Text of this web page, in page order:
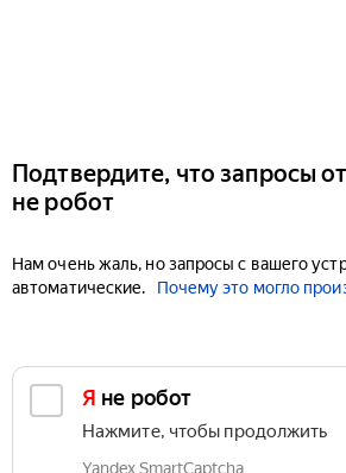
Подтвердите, что запросы
не робот
Нам очень жаль, но запросы с вашего
автоматические.
Почему это могло
Я не робот
Нажмите, чтобы продолжить
Yandex SmartCaptcha